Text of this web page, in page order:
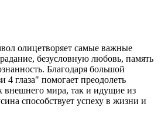
олицетворяет самые важные
безусловную любовь, память
Благодаря большой
4 глаза" помогает преодолеть
внешнего мира, так и идущие из
способствует успеху в жизни и